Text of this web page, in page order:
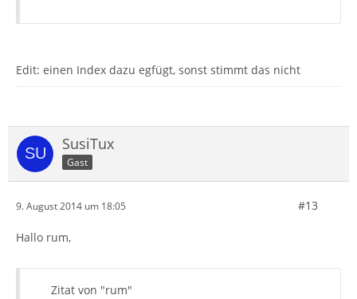
Edit: einen Index dazu egfügt, sonst stimmt das nicht
SusiTux
Gast
9. August 2014 um 18:05 #13
Hallo rum,
Zitat von "rum"